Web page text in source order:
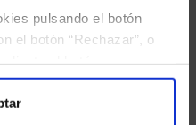
pulsando el botón
el botón “Rechazar”, o
Política